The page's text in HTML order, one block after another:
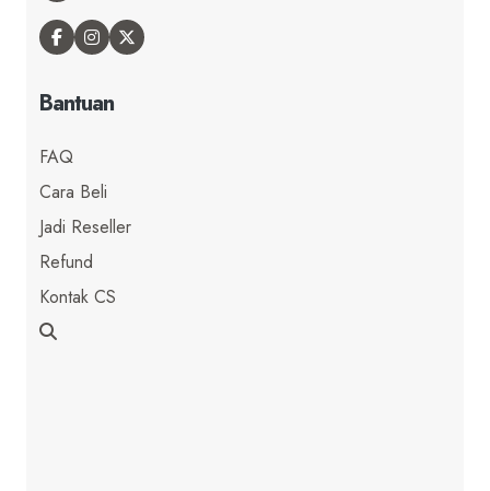
Bantuan
FAQ
Cara Beli
Jadi Reseller
Refund
Kontak CS